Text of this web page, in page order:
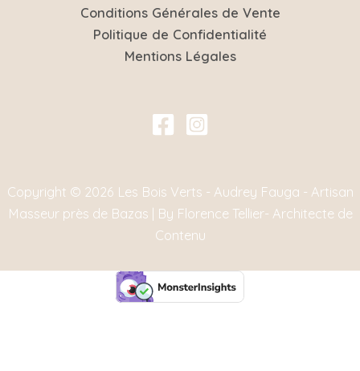
Conditions Générales de Vente
Politique de Confidentialité
Mentions Légales
Copyright © 2026 Les Bois Verts - Audrey Fauga - Artisan
Masseur près de Bazas | By Florence Tellier- Architecte de
Contenu